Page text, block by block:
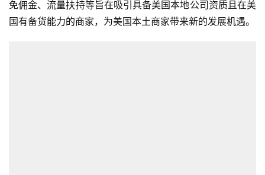
免佣金、流量扶持等旨在吸引具备美国本地公司资质且在美
国有备货能力的商家，为美国本土商家带来新的发展机遇。